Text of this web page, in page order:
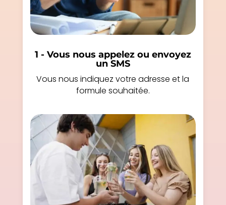
1 - Vous nous appelez ou envoyez
un SMS
Vous nous indiquez votre adresse et la
formule souhaitée.